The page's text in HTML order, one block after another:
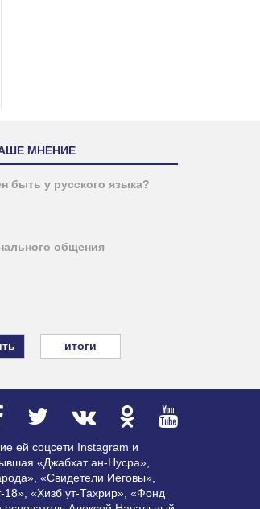
МНЕНИЕ
быть у русского языка?
общения
итоги
ей соцсети Instagram и
«Джабхат ан-Нусра»,
«Свидетели Иеговы»,
«Хизб ут-Тахрир», «Фонд